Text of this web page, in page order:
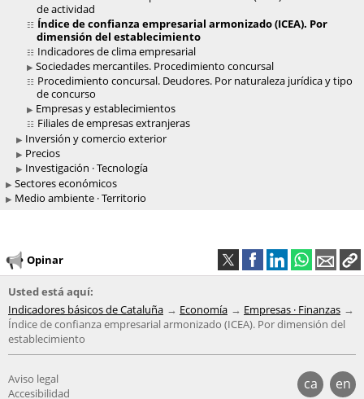
de actividad
Índice de confianza empresarial armonizado (ICEA). Por
dimensión del establecimiento
Indicadores de clima empresarial
Sociedades mercantiles. Procedimiento concursal
Procedimiento concursal. Deudores. Por naturaleza jurídica y tipo
de concurso
Empresas y establecimientos
Filiales de empresas extranjeras
Inversión y comercio exterior
Precios
Investigación · Tecnología
Sectores económicos
Medio ambiente · Territorio
Opinar
Usted está aquí:
Indicadores básicos de Cataluña
Economía
Empresas · Finanzas
Índice de confianza empresarial armonizado (ICEA). Por dimensión del
establecimiento
ca en
Aviso legal
Accesibilidad